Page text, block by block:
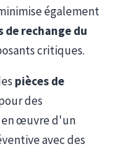
également
de rechange du
critiques.
pièces de
des
en œuvre d'un
avec des